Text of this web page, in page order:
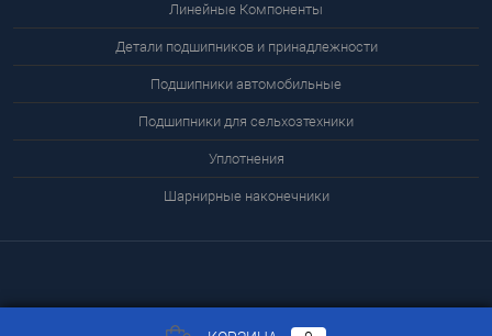
Линейные Компоненты
Детали подшипников и принадлежности
Подшипники автомобильные
Подшипники для сельхозтехники
Уплотнения
Шарнирные наконечники